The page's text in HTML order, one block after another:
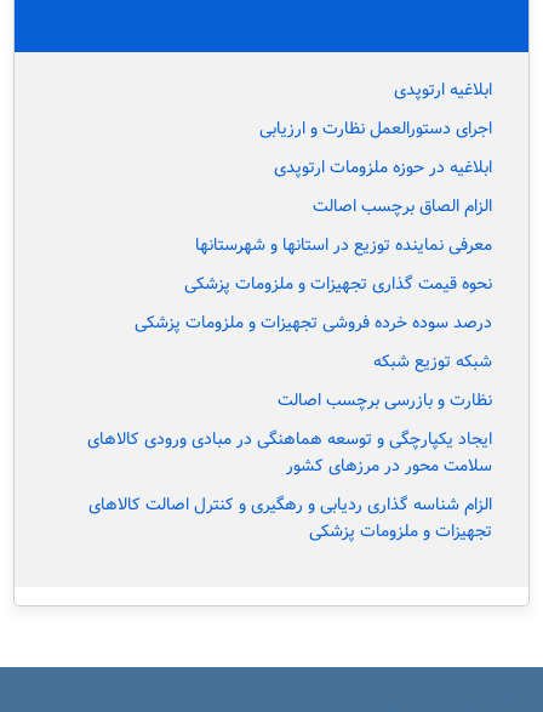
ابلاغیه ارتوپدی
اجرای دستورالعمل نظارت و ارزیابی
ابلاغیه در حوزه ملزومات ارتوپدی
الزام الصاق برچسب اصالت
معرفی نماینده توزیع در استانها و شهرستانها
نحوه قیمت گذاری تجهیزات و ملزومات پزشکی
درصد سوده خرده فروشی تجهیزات و ملزومات پزشکی
شبکه توزیع شبکه
نظارت و بازرسی برچسب اصالت
ایجاد یکپارچگی و توسعه هماهنگی در مبادی ورودی کالاهای
سلامت محور در مرزهای کشور
الزام شناسه گذاری ردیابی و رهگیری و کنترل اصالت کالاهای
تجهیزات و ملزومات پزشکی